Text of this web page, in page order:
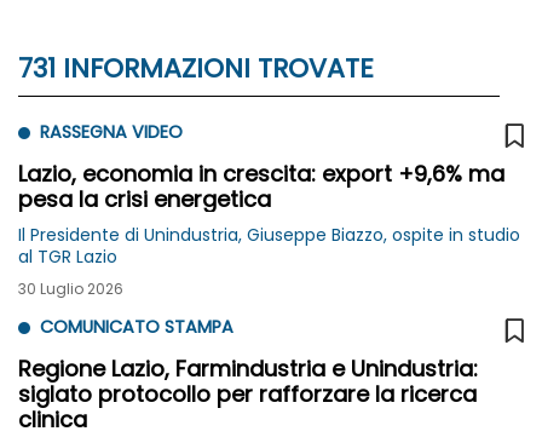
731 INFORMAZIONI TROVATE
RASSEGNA VIDEO
Lazio, economia in crescita: export +9,6% ma
pesa la crisi energetica
Il Presidente di Unindustria, Giuseppe Biazzo, ospite in studio
al TGR Lazio
30 Luglio 2026
COMUNICATO STAMPA
Regione Lazio, Farmindustria e Unindustria:
siglato protocollo per rafforzare la ricerca
clinica